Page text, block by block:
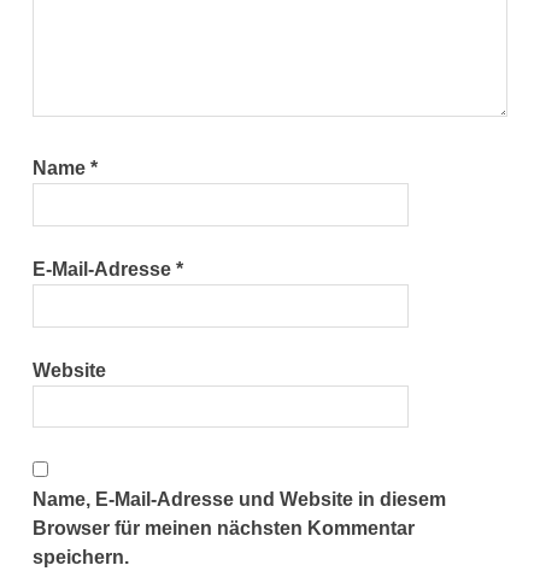
Name*
E-Mail-Adresse*
Website
Name, E-Mail-Adresse und Website in diesem
Browser für meinen nächsten Kommentar
speichern.